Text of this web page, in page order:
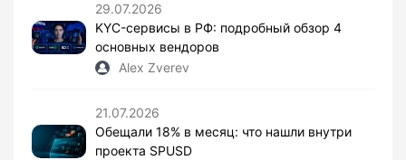
29.07.2026
KYC-сервисы в РФ: подробный обзор 4
основных вендоров
Alex Zverev
21.07.2026
Обещали 18% в месяц: что нашли внутри
проекта SPUSD